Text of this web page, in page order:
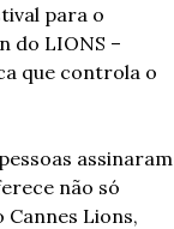
para o
do LIONS –
que controla o
assinaram
não só
Lions,